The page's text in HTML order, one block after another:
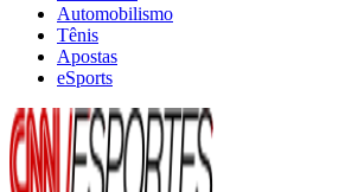
Automobilismo
Tênis
Apostas
eSports